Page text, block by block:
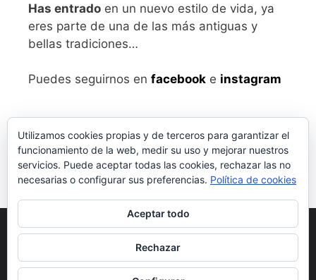
Has entrado en un nuevo estilo de vida, ya
eres parte de una de las más antiguas y
bellas tradiciones…
Puedes seguirnos en facebook e instagram
Aviso legaly Política de Privacidad
Condiciones generales de compra
Utilizamos cookies propias y de terceros para garantizar el
funcionamiento de la web, medir su uso y mejorar nuestros
servicios. Puede aceptar todas las cookies, rechazar las no
necesarias o configurar sus preferencias. Política de cookies
Aceptar todo
Rechazar